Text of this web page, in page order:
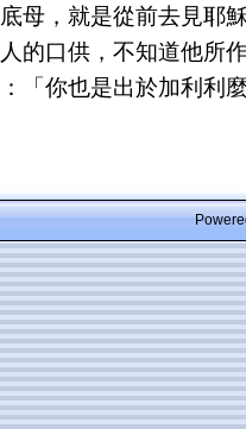
母，就是從前去見耶
人的口供，不知道他所
「你也是出於加利利